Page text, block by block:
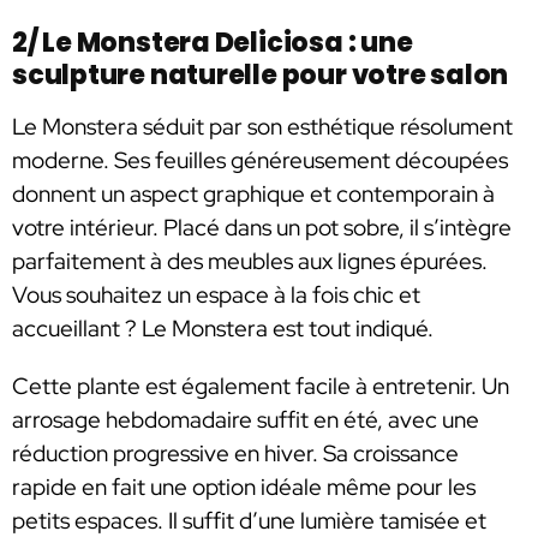
2/ Le Monstera Deliciosa : une
sculpture naturelle pour votre salon
Le Monstera séduit par son esthétique résolument
moderne. Ses feuilles généreusement découpées
donnent un aspect graphique et contemporain à
votre intérieur. Placé dans un pot sobre, il s’intègre
parfaitement à des meubles aux lignes épurées.
Vous souhaitez un espace à la fois chic et
accueillant ? Le Monstera est tout indiqué.
Cette plante est également facile à entretenir. Un
arrosage hebdomadaire suffit en été, avec une
réduction progressive en hiver. Sa croissance
rapide en fait une option idéale même pour les
petits espaces. Il suffit d’une lumière tamisée et